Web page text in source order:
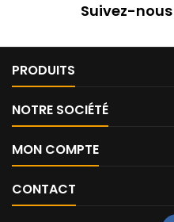
Suivez-
PRODUITS
NOTRE SOCIÉTÉ
MON COMPTE
CONTACT